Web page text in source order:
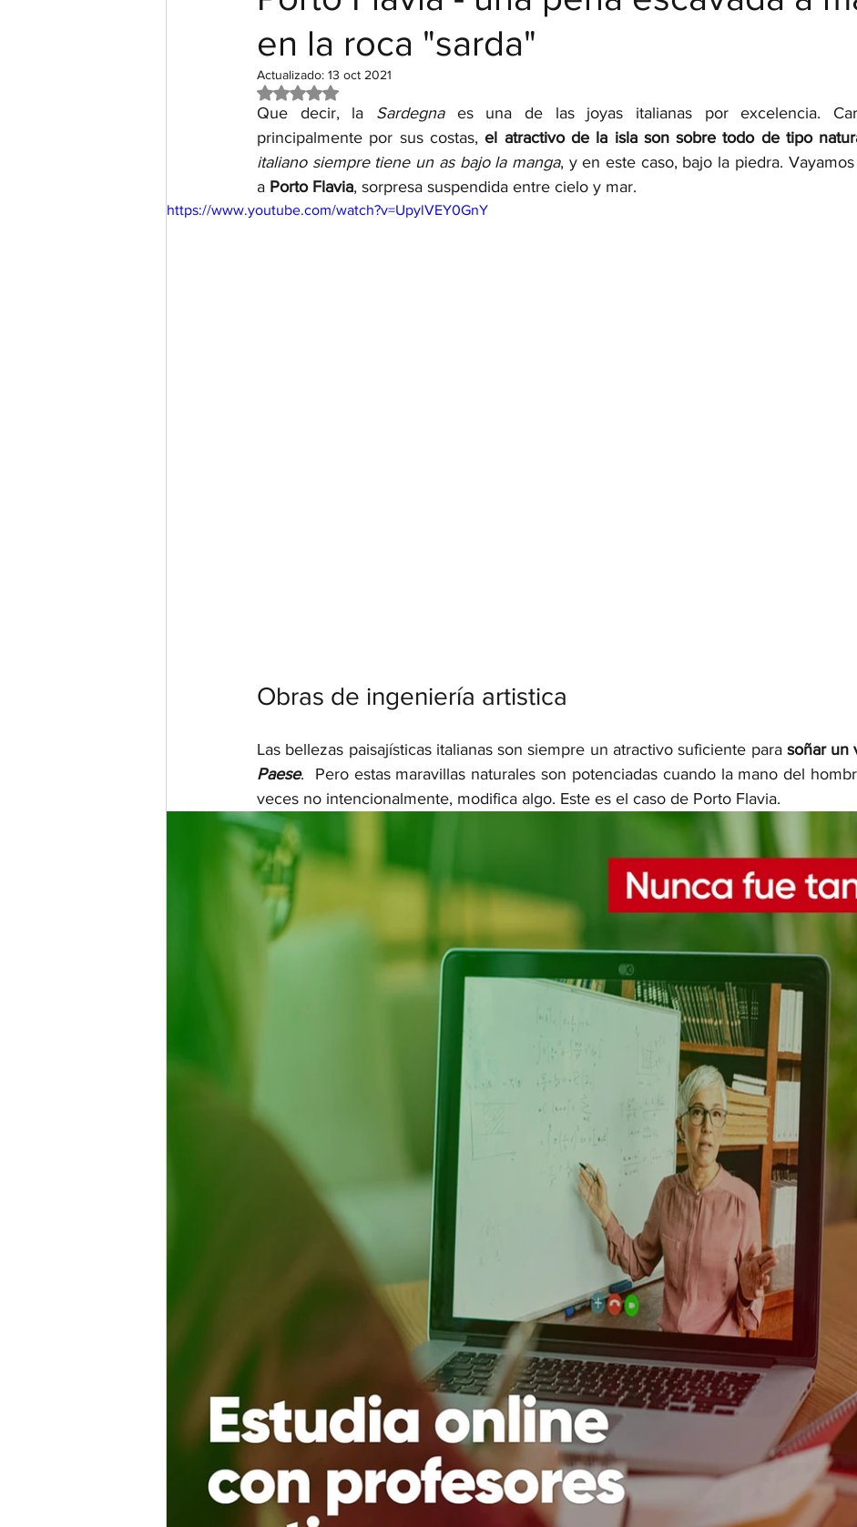
en la roca "sarda"
Actualizado: 13 oct 2021
Obtuvo NaN de 5 estrellas.
Que decir, la Sardegna es una de las joyas italianas por excelencia.
principalmente por sus costas, el atractivo de la isla son sobre todo de tipo
italiano siempre tiene un as bajo la manga, y en este caso, bajo la piedra.
a Porto Flavia, sorpresa suspendida entre cielo y mar.
https://www.youtube.com/watch?v=UpylVEY0GnY
Obras de ingeniería artistica
Las bellezas paisajísticas italianas son siempre un atractivo suficiente para soñar un
Paese.  Pero estas maravillas naturales son potenciadas cuando la mano del
veces no intencionalmente, modifica algo. Este es el caso de Porto Flavia.